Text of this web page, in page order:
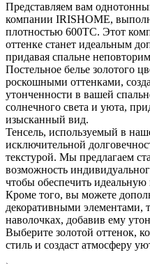
Представляем вам
компании IRISHOME,
плотностью 600ТС. Этот
оттенке станет идеальным
придавая спальне
Постельное белье золотого
роскошными оттенками,
утонченности в вашей
солнечного света и уюта,
изысканный вид.
Тенсель, используемый в
исключительной
текстурой. Мы предлагаем
возможность
чтобы обеспечить
Кроме того, вы можете
декоративными элементами,
наволочках, добавив ему
Выберите золотой оттенок,
стиль и создаст атмосферу